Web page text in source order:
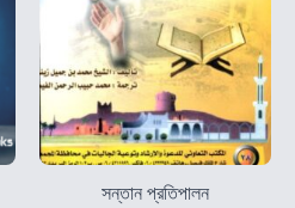
সন্তান প্রতিপালন